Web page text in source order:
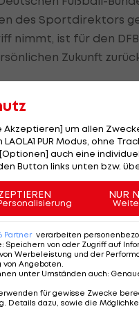
des Sportdirektors
nimmt, ist für den
Zukunft
ich sage es
Generalsekretär
Tage Urlaub
3. September zum
Nationalelf als
wie auch Manuel
Nummer eins der
"An Tagen wie
1974 und 1990 extra
Liebe mit uns
Akzeptieren] um allen
PUR Modus, ohne
auch eine
Button links unten bzw.
NUR
Partner verarbeiten
: Speichern von oder Zugriff auf
Werbeleistung und der
von Angeboten
unter Umständen auch:
für gewisse Zwecke
Details dazu, sowie die